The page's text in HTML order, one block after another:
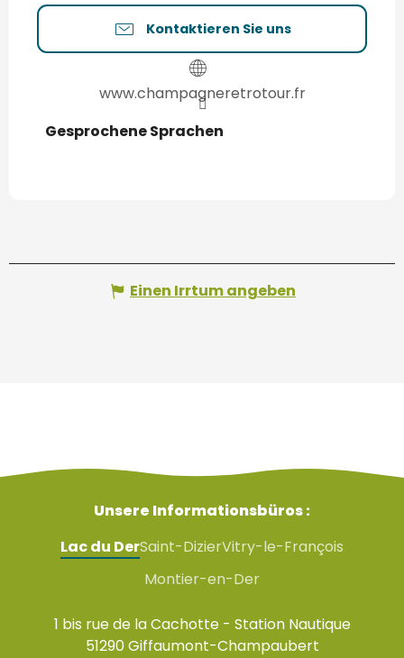
Kontaktieren Sie uns
www.champagneretrotour.fr
Gesprochene Sprachen
Gesprochene Sprachen
Einen Irrtum angeben
Unsere Informationsbüros :
Lac du DerSaint-DizierVitry-le-François
Montier-en-Der
1 bis rue de la Cachotte - Station Nautique
51290 Giffaumont-Champaubert